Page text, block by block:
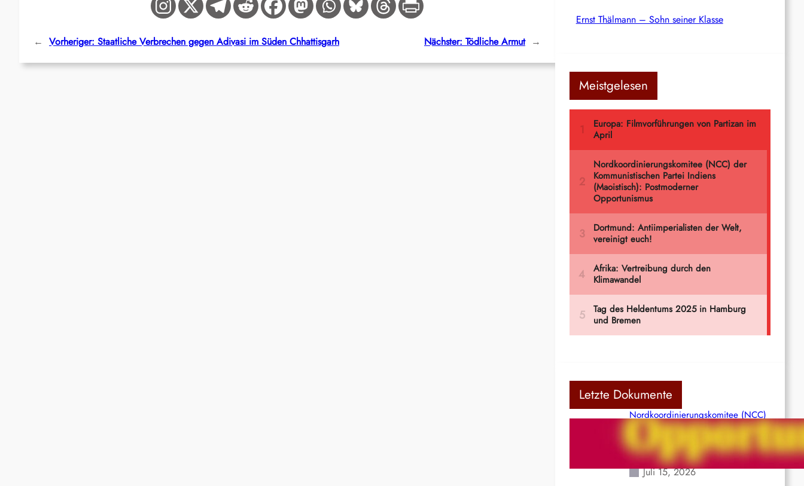
← Vorheriger: Staatliche Verbrechen gegen Adivasi im Süden Chhattisgarh Nächster: Tödliche Armut →
Ernst Thälmann – Sohn seiner Klasse
Meistgelesen
Letzte Dokumente
Nordkoordinierungskomitee (NCC)
der Kommunistischen Partei Indiens
(Maoistisch): Postmoderner
Opportunismus
Juli 15, 2026